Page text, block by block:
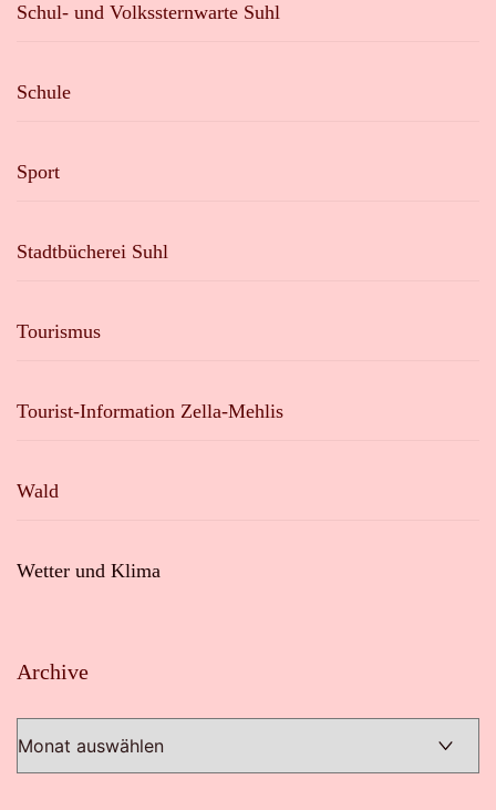
Schul- und Volkssternwarte Suhl
Schule
Sport
Stadtbücherei Suhl
Tourismus
Tourist-Information Zella-Mehlis
Wald
Wetter und Klima
Archive